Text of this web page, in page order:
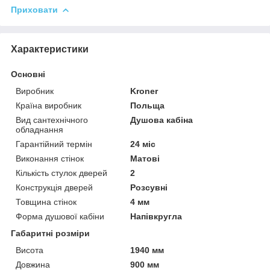
Приховати
Характеристики
Основні
Виробник
Kroner
Країна виробник
Польща
Вид сантехнічного
обладнання
Душова кабіна
Гарантійний термін
24 міс
Виконання стінок
Матові
Кількість стулок дверей
2
Конструкція дверей
Розсувні
Товщина стінок
4 мм
Форма душової кабіни
Напівкругла
Габаритні розміри
Висота
1940 мм
Довжина
900 мм